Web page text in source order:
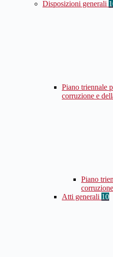
Disposizioni generali
Piano triennale
corruzione e
Piano
Atti generali 10